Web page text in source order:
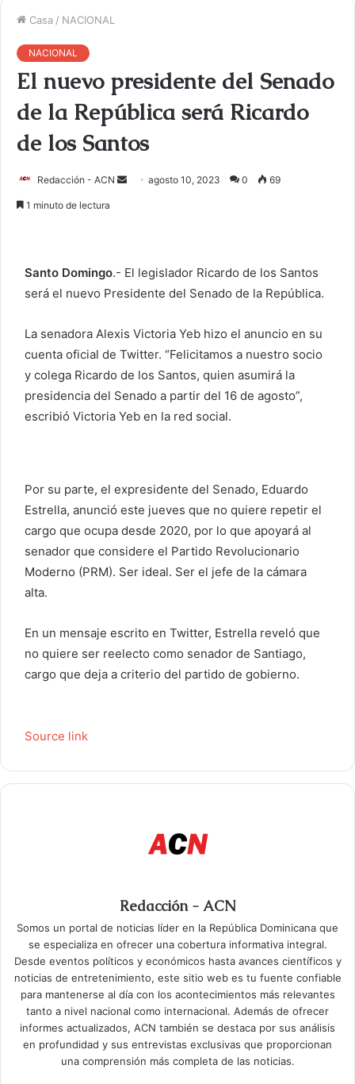
Casa / NACIONAL
NACIONAL
El nuevo presidente del Senado
de la República será Ricardo
de los Santos
Redacción - ACN
r
u
c
o
e
n
o
agosto 10, 2023 0 69
1 minuto de lectura
Santo Domingo.- El legislador Ricardo de los Santos
será el nuevo Presidente del Senado de la República.
La senadora Alexis Victoria Yeb hizo el anuncio en su
cuenta oficial de Twitter. “Felicitamos a nuestro socio
y colega Ricardo de los Santos, quien asumirá la
presidencia del Senado a partir del 16 de agosto”,
escribió Victoria Yeb en la red social.
Por su parte, el expresidente del Senado, Eduardo
Estrella, anunció este jueves que no quiere repetir el
cargo que ocupa desde 2020, por lo que apoyará al
senador que considere el Partido Revolucionario
Moderno (PRM). Ser ideal. Ser el jefe de la cámara
alta.
En un mensaje escrito en Twitter, Estrella reveló que
no quiere ser reelecto como senador de Santiago,
cargo que deja a criterio del partido de gobierno.
Source link
Redacción - ACN
Somos un portal de noticias líder en la República Dominicana que
se especializa en ofrecer una cobertura informativa integral.
Desde eventos políticos y económicos hasta avances científicos y
noticias de entretenimiento, este sitio web es tu fuente confiable
para mantenerse al día con los acontecimientos más relevantes
tanto a nivel nacional como internacional. Además de ofrecer
informes actualizados, ACN también se destaca por sus análisis
en profundidad y sus entrevistas exclusivas que proporcionan
una comprensión más completa de las noticias.